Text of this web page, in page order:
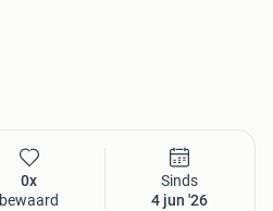
0x
bewaard
Sinds
4 jun '26